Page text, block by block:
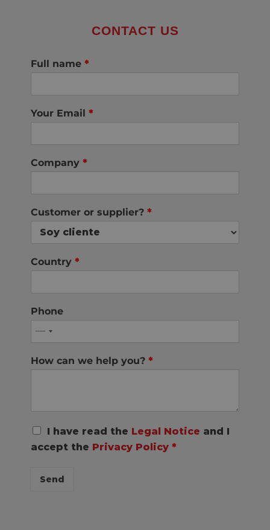
CONTACT US
Full name *
Your Email *
Company *
Customer or supplier? *
Country *
Phone
How can we help you? *
R
P
I have read the Legal Notice and I
accept the Privacy Policy *
Send